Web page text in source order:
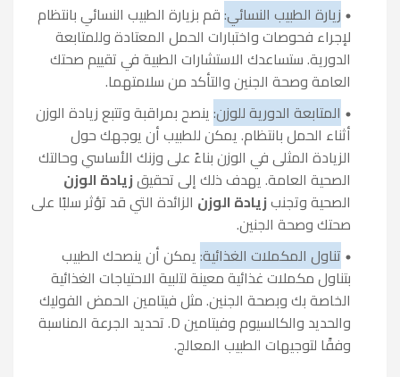
زيارة الطبيب النسائي:قم بزيارة الطبيب النسائي بانتظام
لإجراء فحوصات واختبارات الحمل المعتادة وللمتابعة
الدورية. ستساعدك الاستشارات الطبية في تقييم صحتك
العامة وصحة الجنين والتأكد من سلامتهما.
المتابعة الدورية للوزن: ينصح بمراقبة وتتبع زيادة الوزن
أثناء الحمل بانتظام. يمكن للطبيب أن يوجهك حول
الزيادة المثلى في الوزن بناءً على وزنك الأساسي وحالتك
الصحية العامة. يهدف ذلك إلى تحقيقزيادة الوزن
الصحية وتجنبزيادة الوزن الزائدة التي قد تؤثر سلبًا على
صحتك وصحة الجنين.
تناول المكملات الغذائية: يمكن أن ينصحك الطبيب
بتناول مكملات غذائية معينة لتلبية الاحتياجات الغذائية
الخاصة بك وبصحة الجنين. مثل فيتامين الحمض الفوليك
والحديد والكالسيوم وفيتامين D. تحديد الجرعة المناسبة
وفقًا لتوجيهات الطبيب المعالج.